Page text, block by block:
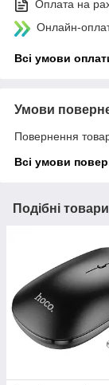
Оплата на
Онлайн-
Всі умови
Умови
Повернення
Всі умови
Подібні